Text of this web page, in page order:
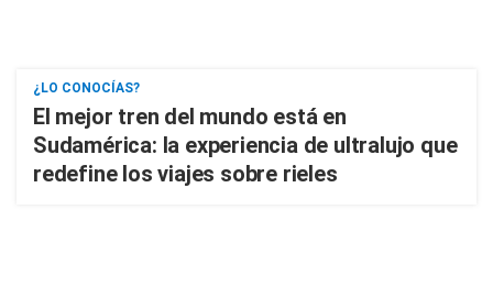
¿LO CONOCÍAS?
El mejor tren del mundo está en
Sudamérica: la experiencia de ultralujo que
redefine los viajes sobre rieles